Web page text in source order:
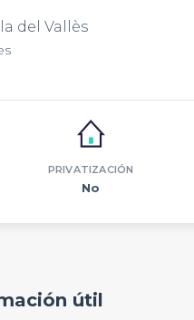
del Vallès
PRIVATIZACIÓN
No
útil